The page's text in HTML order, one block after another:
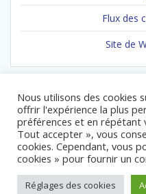
Flux des
Site de
© 2026 Association
Nous utilisons des cookies
offrir l'expérience la plus
préférences et en répétant
Tout accepter », vous
cookies. Cependant, vous
cookies » pour fournir un
Réglages des cookies